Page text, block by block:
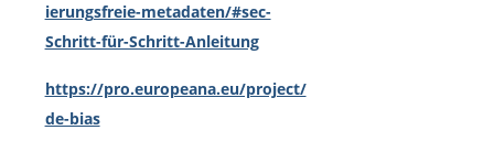
ierungsfreie-metadaten/#sec-
Schritt-für-Schritt-Anleitung
https://pro.europeana.eu/project/
de-bias